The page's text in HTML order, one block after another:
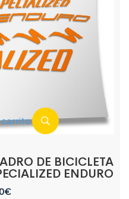
DE BICICLETA
ENDURO
€